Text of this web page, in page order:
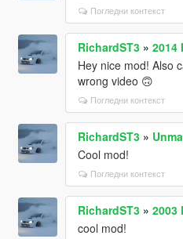
Погледни контекст
RichardST3» 2014
Hey nice mod! Also
wrong video 🙃
Погледни контекст
RichardST3»
Cool mod!
Погледни контекст
RichardST3» 2003
cool mod!